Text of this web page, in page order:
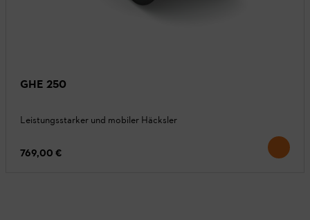
GHE 250
Leistungsstarker und mobiler Häcksler
769,00 €